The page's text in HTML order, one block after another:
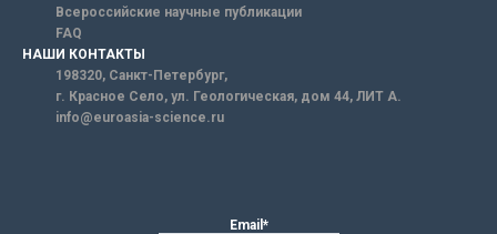
Всероссийские научные публикации
FAQ
НАШИ КОНТАКТЫ
198320, Санкт-Петербург,
г. Красное Село, ул. Геологическая, дом 44, ЛИТ А.
info@euroasia-science.ru
Email*